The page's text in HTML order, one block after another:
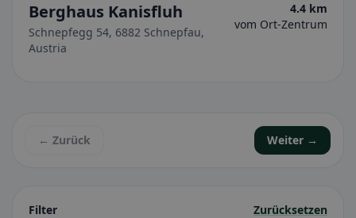
Filter Zurücksetzen
Berghaus Kanisfluh
Schnepfegg 54, 6882 Schnepfau,
Austria
4.4 km
vom Ort-Zentrum
← Zurück Weiter →